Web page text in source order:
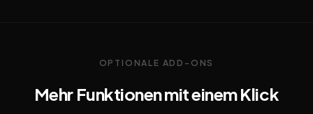
OPTIONALE ADD-ONS
Mehr Funktionen mit einem Klick